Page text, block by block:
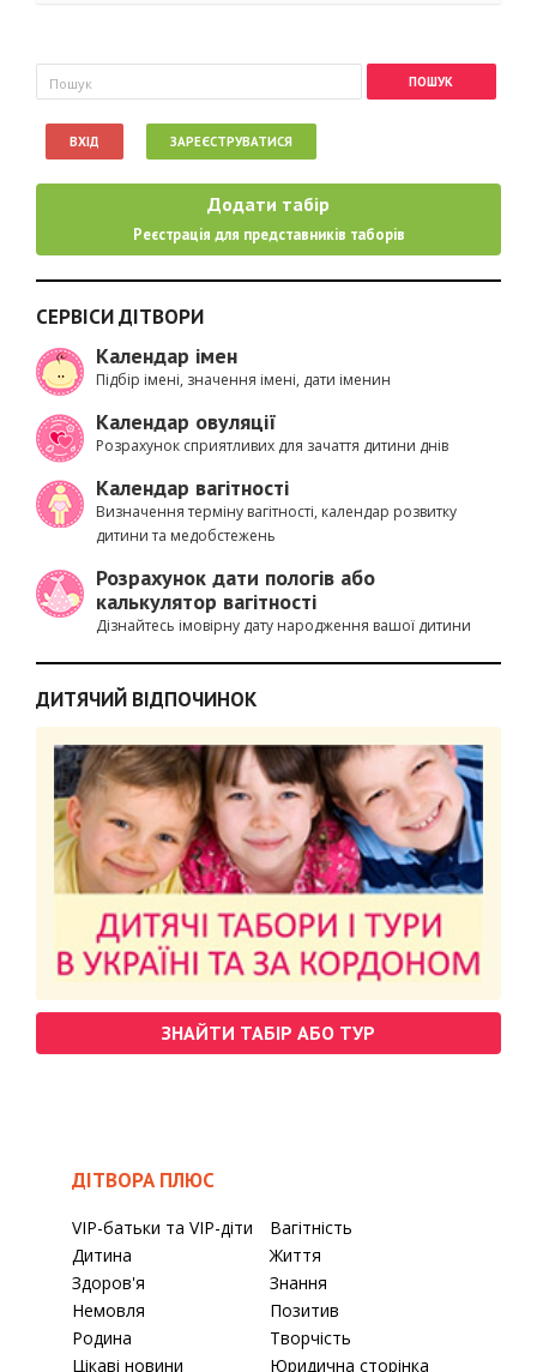
Пошукова форма
Пошук
ВХІД ЗАРЕЄСТРУВАТИСЯ
Додати табір
Реєстрація для представників таборів
СЕРВІСИ ДІТВОРИ
Календар імен
Підбір імені, значення імені, дати іменин
Календар овуляції
Розрахунок сприятливих для зачаття дитини днів
Календар вагітності
Визначення терміну вагітності, календар розвитку
дитини та медобстежень
Розрахунок дати пологів або
калькулятор вагітності
Дізнайтесь імовірну дату народження вашої дитини
ДИТЯЧИЙ ВІДПОЧИНОК
ЗНАЙТИ ТАБІР АБО ТУР
ДІТВОРА ПЛЮС
VIP-батьки та VIP-діти
Вагітність
Дитина
Життя
Здоров'я
Знання
Немовля
Позитив
Родина
Творчість
Цікаві новини
Юридична сторінка